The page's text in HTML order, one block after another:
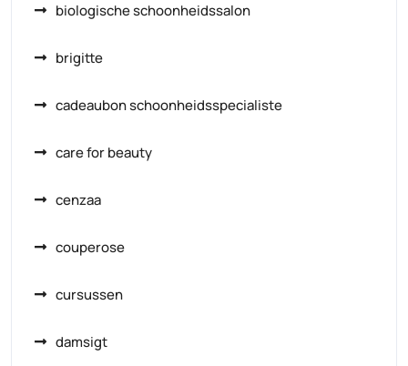
biologische schoonheidssalon
brigitte
cadeaubon schoonheidsspecialiste
care for beauty
cenzaa
couperose
cursussen
damsigt